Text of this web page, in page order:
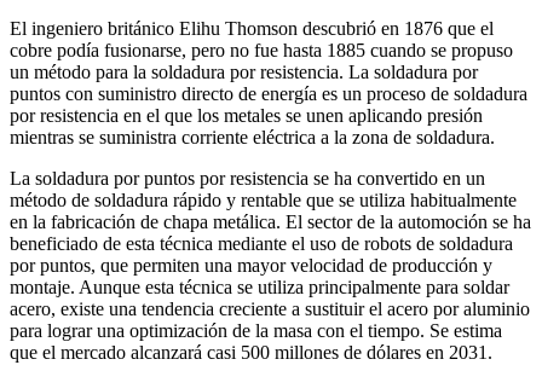
El ingeniero británico Elihu Thomson descubrió en 1876 que el
cobre podía fusionarse, pero no fue hasta 1885 cuando se propuso
un método para la soldadura por resistencia. La soldadura por
puntos con suministro directo de energía es un proceso de soldadura
por resistencia en el que los metales se unen aplicando presión
mientras se suministra corriente eléctrica a la zona de soldadura.
La soldadura por puntos por resistencia se ha convertido en un
método de soldadura rápido y rentable que se utiliza habitualmente
en la fabricación de chapa metálica. El sector de la automoción se ha
beneficiado de esta técnica mediante el uso de robots de soldadura
por puntos, que permiten una mayor velocidad de producción y
montaje. Aunque esta técnica se utiliza principalmente para soldar
acero, existe una tendencia creciente a sustituir el acero por aluminio
para lograr una optimización de la masa con el tiempo. Se estima
que el mercado alcanzará casi 500 millones de dólares en 2031.